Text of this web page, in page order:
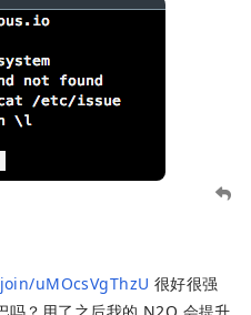
uMOcsVgThzU 很好很强